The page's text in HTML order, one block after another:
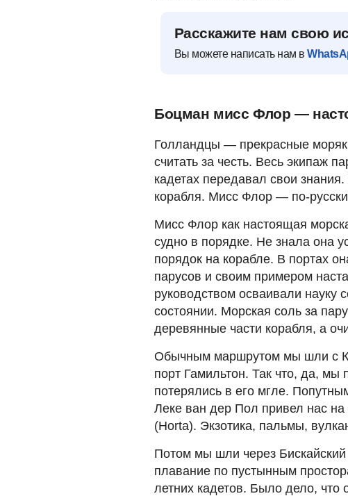
Расскажите нам свою
Вы можете написать нам в
Боцман мисс Флор —
Голландцы — прекрасные
считать за честь. Весь экипаж
кадетах передавал свои
корабля. Мисс Флор — по-русски
Мисс Флор как настоящая
судно в порядке. Не знала она
порядок на корабле. В портах
парусов и своим примером
руководством осваивали науку
состоянии. Морская соль за
деревянные части корабля, а
Обычным маршрутом мы шли с
порт Гамильтон. Так что, да, мы
потерялись в его мгле.
Леке ван дер Пол привел нас
(Horta). Экзотика, пальмы,
Потом мы шли через
плавание по пустынным
летних кадетов. Было дело,